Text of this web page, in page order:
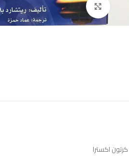
Click to enlarge
اكسترا